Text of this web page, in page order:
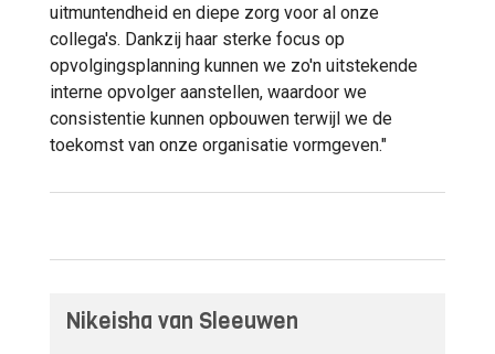
uitmuntendheid en diepe zorg voor al onze
collega's. Dankzij haar sterke focus op
opvolgingsplanning kunnen we zo'n uitstekende
interne opvolger aanstellen, waardoor we
consistentie kunnen opbouwen terwijl we de
toekomst van onze organisatie vormgeven."
Nikeisha van Sleeuwen